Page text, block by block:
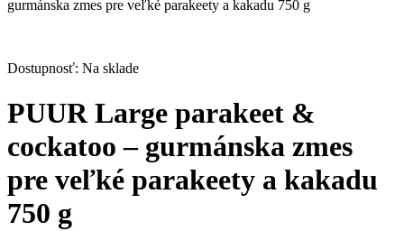
gurmánska zmes pre veľké parakeety a kakadu 750 g
Dostupnosť: Na sklade
PUUR Large parakeet &
cockatoo – gurmánska zmes
pre veľké parakeety a kakadu
750 g